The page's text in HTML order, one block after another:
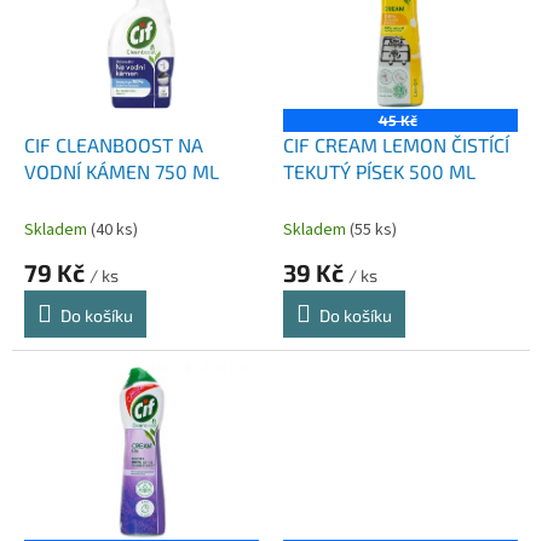
CIF CLEANBOOST NA
VODNÍ KÁMEN 750 ML
Skladem (40 ks)
79 Kč / ks
Do košíku
45 Kč
CIF CREAM LEMON ČISTÍCÍ
TEKUTÝ PÍSEK 500 ML
Skladem (55 ks)
39 Kč / ks
Do košíku